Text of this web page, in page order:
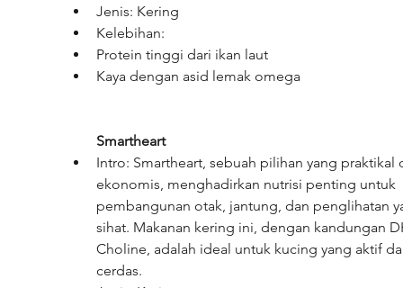
Jenis: Kering
Kelebihan:
Protein tinggi dari ikan laut
Kaya dengan asid lemak omega
Smartheart
Intro: Smartheart, sebuah pilihan yang praktikal
ekonomis, menghadirkan nutrisi penting untuk
pembangunan otak, jantung, dan penglihatan
sihat. Makanan kering ini, dengan kandungan
Choline, adalah ideal untuk kucing yang aktif
cerdas.